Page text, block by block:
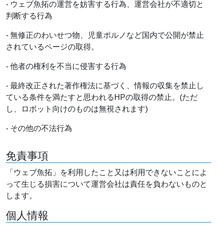
- ウェブ魚拓の運営を妨害する行為、運営会社が不適切と
判断する行為
- 無修正のわいせつ物、児童ポルノなど国内で公開が禁止
されているページの取得。
- 他者の権利を不当に侵害する行為
- 最終改正された著作権法に基づく、情報の収集を禁止し
ている条件を満たすと思われるHPの取得の禁止。(ただ
し、ロボット向けのものは無視されます)
- その他の不法行為
免責事項
「ウェブ魚拓」を利用したこと又は利用できないことによ
って生じる損害について運営会社は責任を負わないものと
します。
個人情報